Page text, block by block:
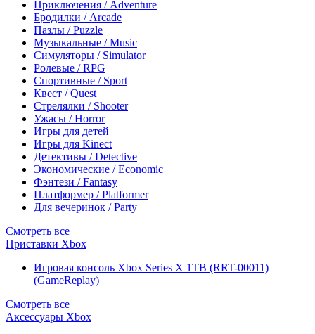
Приключения / Adventure
Бродилки / Arcade
Пазлы / Puzzle
Музыкальные / Music
Симуляторы / Simulator
Ролевые / RPG
Спортивные / Sport
Квест / Quest
Стрелялки / Shooter
Ужасы / Horror
Игры для детей
Игры для Kinect
Детективы / Detective
Экономические / Economic
Фэнтези / Fantasy
Платформер / Platformer
Для вечеринок / Party
Смотреть все
Приставки Xbox
Игровая консоль Xbox Series X 1TB (RRT-00011)
(GameReplay)
Смотреть все
Аксессуары Xbox